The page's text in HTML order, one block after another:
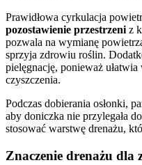
Prawidłowa cyrkulacja
pozostawienie przestrzeni z
pozwala na wymianę
sprzyja zdrowiu roślin.
pielęgnację, ponieważ
czyszczenia.
Podczas dobierania osłonki,
aby doniczka nie przylegała
stosować warstwę drenażu,
Znaczenie drenażu dla